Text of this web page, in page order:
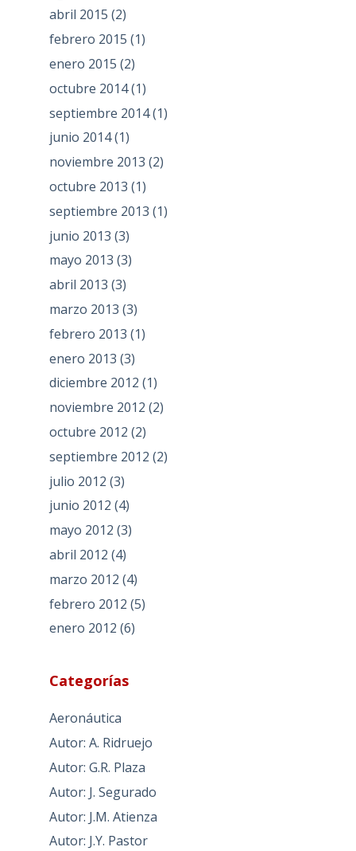
abril 2015 (2)
febrero 2015 (1)
enero 2015 (2)
octubre 2014(1)
septiembre 2014(1)
junio 2014(1)
noviembre 2013 (2)
octubre 2013 (1)
septiembre 2013 (1)
junio 2013 (3)
mayo 2013 (3)
abril 2013 (3)
marzo 2013 (3)
febrero 2013 (1)
enero 2013 (3)
diciembre 2012 (1)
noviembre 2012 (2)
octubre 2012 (2)
septiembre 2012 (2)
julio 2012 (3)
junio 2012 (4)
mayo 2012 (3)
abril 2012 (4)
marzo 2012 (4)
febrero 2012 (5)
enero 2012 (6)
Categorías
Aeronáutica
Autor: A. Ridruejo
Autor: G.R. Plaza
Autor: J. Segurado
Autor: J.M. Atienza
Autor: J.Y. Pastor